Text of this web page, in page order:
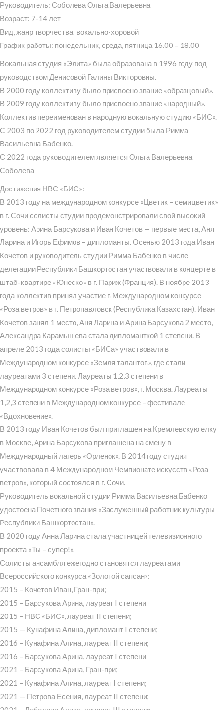
Руководитель: Соболева Ольга Валерьевна
Возраст: 7-14 лет
Вид, жанр творчества: вокально-хоровой
График работы: понедельник, среда, пятница 16.00 – 18.00
Вокальная студия «Элита» была образована в 1996 году под
руководством Денисовой Галины Викторовны.
В 2000 году коллективу было присвоено звание «образцовый».
В 2009 году коллективу было присвоено звание «народный».
Коллектив переименован в народную вокальную студию «БИС».
С 2003 по 2022 год руководителем студии была Римма
Васильевна Бабенко.
С 2022 года руководителем является Ольга Валерьевна
Соболева
Достижения НВС «БИС»:
В 2013 году на международном конкурсе «Цветик – семицветик»
в г. Сочи солисты студии продемонстрировали свой высокий
уровень: Арина Барсукова и Иван Кочетов — первые места, Аня
Ларина и Игорь Ефимов – дипломанты. Осенью 2013 года Иван
Кочетов и руководитель студии Римма Бабенко в числе
делегации Республики Башкортостан участвовали в концерте в
штаб-квартире «Юнеско» в г. Париж (Франция). В ноябре 2013
года коллектив принял участие в Международном конкурсе
«Роза ветров» в г. Петропавловск (Республика Казахстан). Иван
Кочетов занял 1 место, Аня Ларина и Арина Барсукова 2 место,
Александра Карамышева стала дипломанткой 1 степени. В
апреле 2013 года солисты «БИСа» участвовали в
Международном конкурсе «Земля талантов», где стали
лауреатами 3 степени. Лауреаты 1,2,3 степени в
Международном конкурсе «Роза ветров», г. Москва. Лауреаты
1,2,3 степени в Международном конкурсе – фестивале
«Вдохновение».
В 2013 году Иван Кочетов был приглашен на Кремлевскую елку
в Москве, Арина Барсукова приглашена на смену в
Международный лагерь «Орленок». В 2014 году студия
участвовала в 4 Международном Чемпионате искусств «Роза
ветров», который состоялся в г. Сочи.
Руководитель вокальной студии Римма Васильевна Бабенко
удостоена Почетного звания «Заслуженный работник культуры
Республики Башкортостан».
В 2020 году Анна Ларина стала участницей телевизионного
проекта «Ты – супер!».
Солисты ансамбля ежегодно становятся лауреатами
Всероссийского конкурса «Золотой сапсан»:
2015 – Кочетов Иван, Гран-при;
2015 – Барсукова Арина, лауреат I степени;
2015 – НВС «БИС», лауреат II степени;
2015 — Кунафина Алина, дипломант I степени;
2016 – Кунафина Алина, лауреат II степени;
2016 – Барсукова Арина, лауреат I степени;
2021 – Барсукова Арина, Гран-при;
2021 – Кунафина Алина, лауреат I степени;
2021 — Петрова Есения, лауреат II степени;